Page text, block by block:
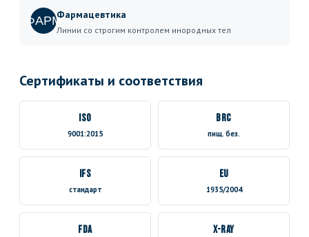
ФАРМФармацевтика
Линии со строгим контролем инородных тел
Сертификаты и соответствия
ISO
9001:2015
BRC
пищ. без.
IFS
стандарт
EU
1935/2004
FDA X-ray